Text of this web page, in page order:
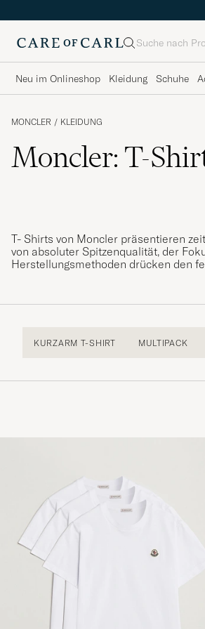
Suche
Neu im Onlineshop Kleidung Schuhe
MONCLER / KLEIDUNG
Moncler: T-
T- Shirts von Moncler präsentieren
von absoluter Spitzenqualität, der
Herstellungsmethoden drücken den
KURZARM T-SHIRT MULTIPACK